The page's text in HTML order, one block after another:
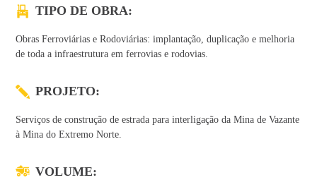
TIPO DE OBRA:
Obras Ferroviárias e Rodoviárias: implantação, duplicação e melhoria
de toda a infraestrutura em ferrovias e rodovias.
PROJETO:
Serviços de construção de estrada para interligação da Mina de Vazante
à Mina do Extremo Norte.
VOLUME: